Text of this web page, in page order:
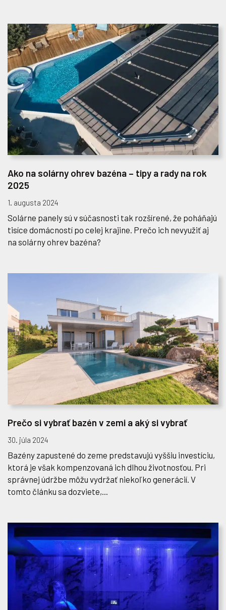
Ako na solárny ohrev bazéna – tipy a rady na rok
2025
1. augusta 2024
Solárne panely sú v súčasnosti tak rozšírené, že poháňajú
tisíce domácností po celej krajine. Prečo ich nevyužiť aj
na solárny ohrev bazéna?
Prečo si vybrať bazén v zemi a aký si vybrať
30. júla 2024
Bazény zapustené do zeme predstavujú vyššiu investíciu,
ktorá je však kompenzovaná ich dlhou životnosťou. Pri
správnej údržbe môžu vydržať niekoľko generácií. V
tomto článku sa dozviete,...